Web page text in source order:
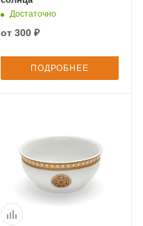
Достаточно
от 300 ₽
ПОДРОБНЕЕ